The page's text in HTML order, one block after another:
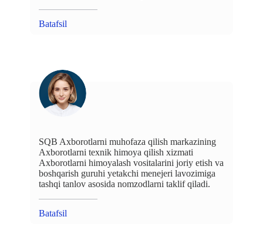
Batafsil
SQB Axborotlarni muhofaza qilish markazining
Axborotlarni texnik himoya qilish xizmati
Axborotlarni himoyalash vositalarini joriy etish va
boshqarish guruhi yetakchi menejeri lavozimiga
tashqi tanlov asosida nomzodlarni taklif qiladi.
Batafsil